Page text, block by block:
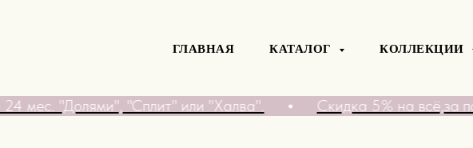
ГЛАВНАЯ КАТАЛОГ КОЛЛЕКЦИИ
мес. "Долями", "Сплит" или "Халва". Скидка 5% на всё,за